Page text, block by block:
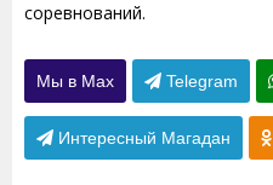
соревнований.
Мы в Max Telegram
Интересный Магадан